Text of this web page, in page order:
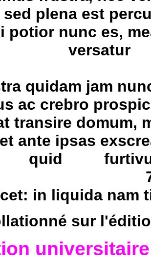
plena est
potior nunc es,
quidam jam
ac crebro
transire domum,
ante ipsas
quid
in liquida nam
sur
universitaire